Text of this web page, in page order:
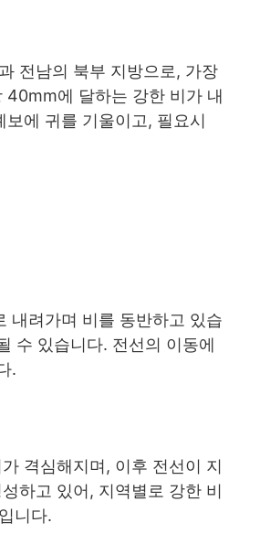
전남의 북부 지방으로, 가장
40mm에 달하는 강한 비가 내
에 귀를 기울이고, 필요시
내려가며 비를 동반하고 있습
수 있습니다. 전선의 이동에
.
격심해지며, 이후 전선이 지
하고 있어, 지역별로 강한 비
니다.